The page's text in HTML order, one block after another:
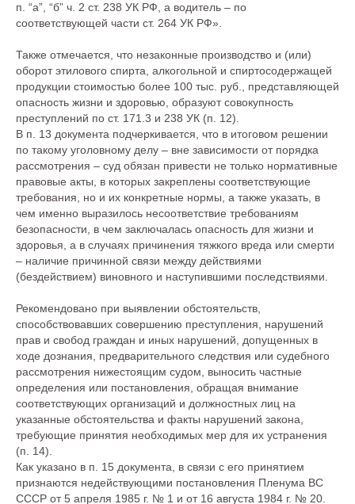
п. “а”, “б” ч. 2 ст. 238 УК РФ, а водитель – по
соответствующей части ст. 264 УК РФ».
Также отмечается, что незаконные производство и (или)
оборот этилового спирта, алкогольной и спиртосодержащей
продукции стоимостью более 100 тыс. руб., представляющей
опасность жизни и здоровью, образуют совокупность
преступлений по ст. 171.3 и 238 УК (п. 12).
В п. 13 документа подчеркивается, что в итоговом решении
по такому уголовному делу – вне зависимости от порядка
рассмотрения – суд обязан привести не только нормативные
правовые акты, в которых закреплены соответствующие
требования, но и их конкретные нормы, а также указать, в
чем именно выразилось несоответствие требованиям
безопасности, в чем заключалась опасность для жизни и
здоровья, а в случаях причинения тяжкого вреда или смерти
– наличие причинной связи между действиями
(бездействием) виновного и наступившими последствиями.
Рекомендовано при выявлении обстоятельств,
способствовавших совершению преступления, нарушений
прав и свобод граждан и иных нарушений, допущенных в
ходе дознания, предварительного следствия или судебного
рассмотрения нижестоящим судом, выносить частные
определения или постановления, обращая внимание
соответствующих организаций и должностных лиц на
указанные обстоятельства и факты нарушений закона,
требующие принятия необходимых мер для их устранения
(п. 14).
Как указано в п. 15 документа, в связи с его принятием
признаются недействующими постановления Пленума ВС
СССР от 5 апреля 1985 г. № 1 и от 16 августа 1984 г. № 20.